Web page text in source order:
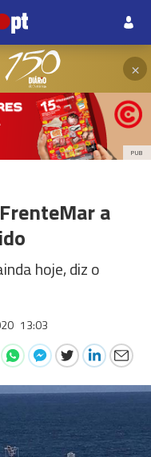
×
PUB
a
hoje, diz o
13:03